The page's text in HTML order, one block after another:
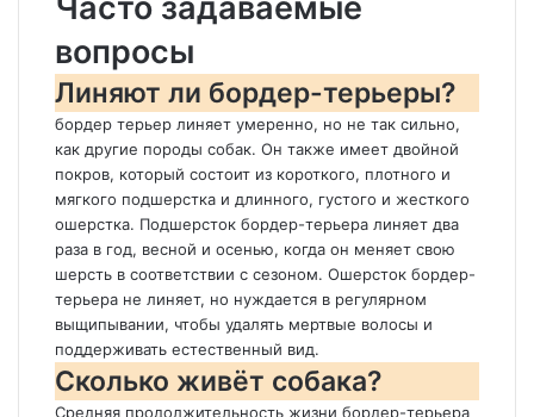
вопросы
Линяют ли бордер-терьеры?
бордер терьер линяет умеренно, но не так сильно,
как другие породы собак. Он также имеет двойной
покров, который состоит из короткого, плотного и
мягкого подшерстка и длинного, густого и жесткого
ошерстка. Подшерсток бордер-терьера линяет два
раза в год, весной и осенью, когда он меняет свою
шерсть в соответствии с сезоном. Ошерсток бордер-
терьера не линяет, но нуждается в регулярном
выщипывании, чтобы удалять мертвые волосы и
поддерживать естественный вид.
Сколько живёт собака?
Средняя продолжительность жизни бордер-терьера